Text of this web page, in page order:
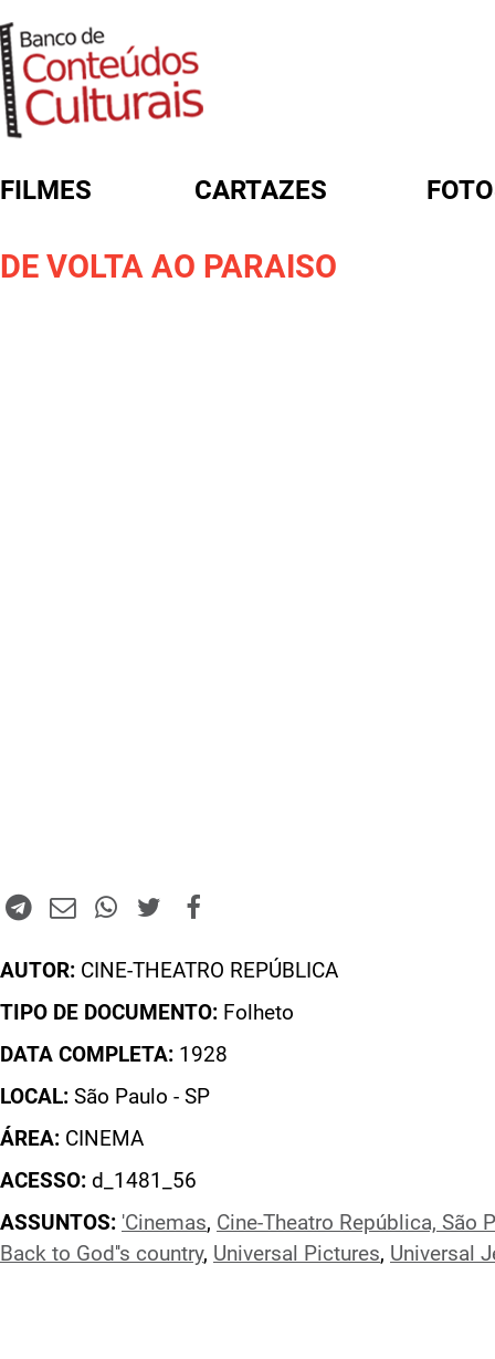
FILMES CARTAZES
DE VOLTA AO PARAISO
AUTOR: CINE-THEATRO REPÚBLICA
TIPO DE DOCUMENTO: Folheto
DATA COMPLETA: 1928
LOCAL: São Paulo - SP
ÁREA: CINEMA
ACESSO: d_1481_56
ASSUNTOS: 'Cinemas, Cine-Theatro República, São
Back to God''s country, Universal Pictures, Universal
FORMULÁRIO DE BUSCA